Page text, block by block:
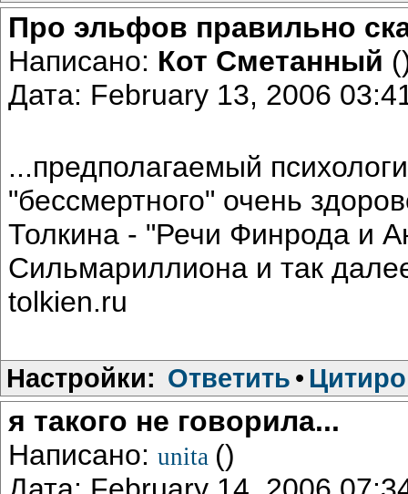
Про эльфов правильно
Написано: Кот Сметанный
Дата: February 13, 2006
...предполагаемый
"бессмертного" очень
Толкина - "Речи Финрода и
Сильмариллиона и так
tolkien.ru
Настройки: Ответить •
я такого не говорила...
Написано: unita ()